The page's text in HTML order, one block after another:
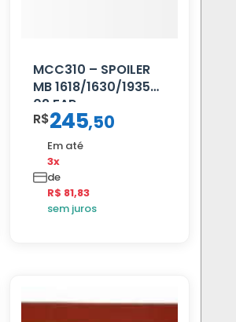
MCC310 – SPOILER
MB 1618/1630/1935
02 FAR
R$245,50
Em até
3x
de
R$ 81,83
sem juros